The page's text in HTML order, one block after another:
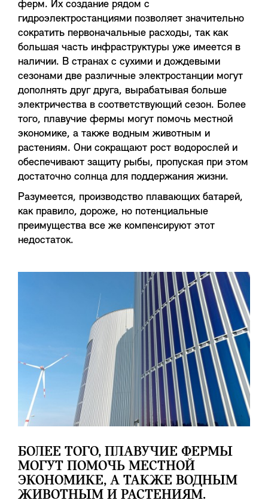
ферм. Их создание рядом с
гидроэлектростанциями позволяет значительно
сократить первоначальные расходы, так как
большая часть инфраструктуры уже имеется в
наличии. В странах с сухими и дождевыми
сезонами две различные электростанции могут
дополнять друг друга, вырабатывая больше
электричества в соответствующий сезон. Более
того, плавучие фермы могут помочь местной
экономике, а также водным животным и
растениям. Они сокращают рост водорослей и
обеспечивают защиту рыбы, пропуская при этом
достаточно солнца для поддержания жизни.
Разумеется, производство плавающих батарей,
как правило, дороже, но потенциальные
преимущества все же компенсируют этот
недостаток.
БОЛЕЕ ТОГО, ПЛАВУЧИЕ ФЕРМЫ
МОГУТ ПОМОЧЬ МЕСТНОЙ
ЭКОНОМИКЕ, А ТАКЖЕ ВОДНЫМ
ЖИВОТНЫМ И РАСТЕНИЯМ.